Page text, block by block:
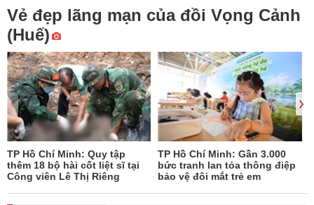
Vẻ đẹp lãng mạn của đồi Vọng Cảnh
(Huế)
TP Hồ Chí Minh: Quy tập
thêm 18 bộ hài cốt liệt sĩ tại
Công viên Lê Thị Riêng
TP Hồ Chí Minh: Gần 3.000
bức tranh lan tỏa thông điệp
bảo vệ đôi mắt trẻ em